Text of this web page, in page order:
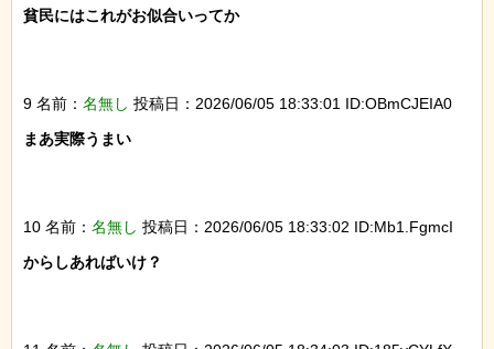
貧民にはこれがお似合いってか
9 名前： 名無し 投稿日：2026/06/05 18:33:01 ID:OBmCJEIA0
まあ実際うまい
10 名前： 名無し 投稿日：2026/06/05 18:33:02 ID:Mb1.FgmcI
からしあればいけ？